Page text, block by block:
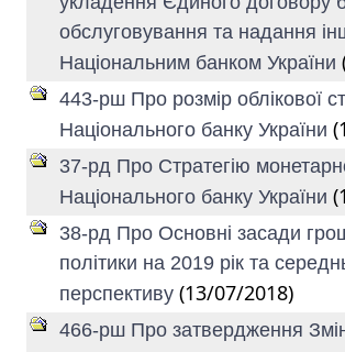
обслуговування та надання
Національним банком України
443-рш Про розмір облікової
Національного банку України
37-рд Про Стратегію
Національного банку України
38-рд Про Основні засади
політики на 2019 рік та
перспективу (13/07/2018)
466-рш Про затвердження